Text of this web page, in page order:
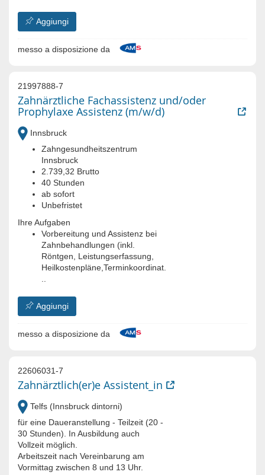
Aggiungi
messo a disposizione da
21997888-7
Zahnärztliche Fachassistenz und/oder
Prophylaxe Assistenz (m/w/d)
Innsbruck
Zahngesundheitszentrum
Innsbruck
2.739,32 Brutto
40 Stunden
ab sofort
Unbefristet
Ihre Aufgaben
Vorbereitung und Assistenz bei
Zahnbehandlungen (inkl.
Röntgen, Leistungserfassung,
Heilkostenpläne,Terminkoordinat.
..
Aggiungi
messo a disposizione da
22606031-7
Zahnärztlich(er)e Assistent_in
Telfs (Innsbruck dintorni)
für eine Daueranstellung - Teilzeit (20 -
30 Stunden). In Ausbildung auch
Vollzeit möglich.
Arbeitszeit nach Vereinbarung am
Vormittag zwischen 8 und 13 Uhr.